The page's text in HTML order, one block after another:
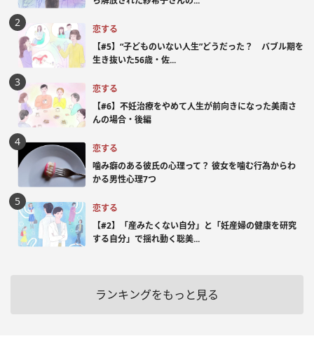
恋する
【#5】“子どものいない人生”どうだった？ バブル期を
生き抜いた56歳・佐...
恋する
【#6】不妊治療をやめて人生が前向きになった美南さ
んの場合・後編
恋する
噛み癖のある彼氏の心理って？ 彼女を噛む行為からわ
かる男性心理7つ
恋する
【#2】「産みたくない自分」と「妊産婦の健康を研究
する自分」で揺れ動く聡美...
ランキングをもっと見る